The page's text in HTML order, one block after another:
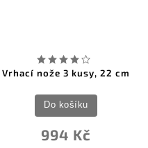
Vrhací nože 3 kusy, 22 cm
994 Kč
Do košíku